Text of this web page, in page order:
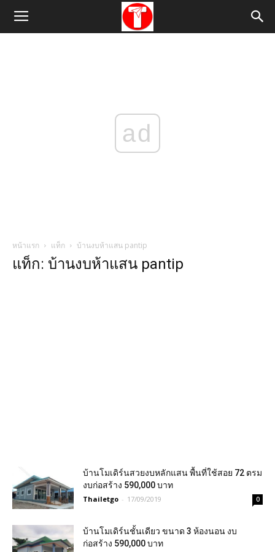
ad
หน้าแรก แท็ก บ้านงบห้าแสน pantip
แท็ก: บ้านงบห้าแสน pantip
บ้านโมเดิร์นสวยงบหลักแสน พื้นที่ใช้สอย 72 ตรม
งบก่อสร้าง 590,000 บาท
Thailetgo - 17/09/2019 0
บ้านโมเดิร์นชั้นเดียว ขนาด 3 ห้องนอน งบ
ก่อสร้าง 590,000 บาท